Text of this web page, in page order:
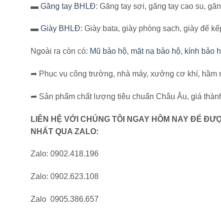
▬ Găng tay BHLĐ: Găng tay sợi, găng tay cao su,
▬ Giày BHLĐ: Giày bata, giày phòng sạch, giày đế
Ngoài ra còn có: Mũ bảo hộ, mặt nạ bảo hộ, kính bảo
➦ Phục vụ công trường, nhà máy, xưởng cơ khí, hầm
➦ Sản phẩm chất lượng tiêu chuẩn Châu Âu, giá
LIÊN HỆ VỚI CHÚNG TÔI NGAY HÔM NAY ĐỂ
NHẤT QUA ZALO:
Zalo: 0902.418.196
Zalo: 0902.623.108
Zalo 0905.386.657